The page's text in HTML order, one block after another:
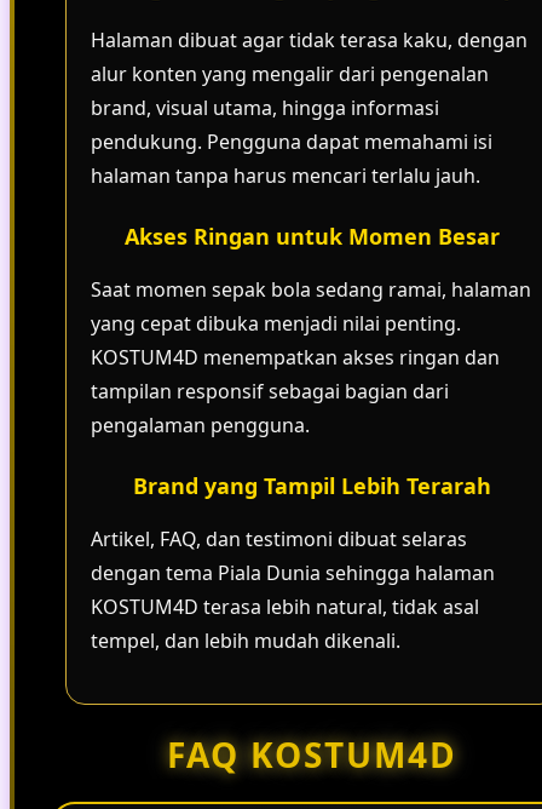
Halaman dibuat agar tidak terasa kaku, dengan
alur konten yang mengalir dari pengenalan
brand, visual utama, hingga informasi
pendukung. Pengguna dapat memahami isi
halaman tanpa harus mencari terlalu jauh.
Akses Ringan untuk Momen Besar
Saat momen sepak bola sedang ramai, halaman
yang cepat dibuka menjadi nilai penting.
KOSTUM4D menempatkan akses ringan dan
tampilan responsif sebagai bagian dari
pengalaman pengguna.
Brand yang Tampil Lebih Terarah
Artikel, FAQ, dan testimoni dibuat selaras
dengan tema Piala Dunia sehingga halaman
KOSTUM4D terasa lebih natural, tidak asal
tempel, dan lebih mudah dikenali.
FAQ KOSTUM4D